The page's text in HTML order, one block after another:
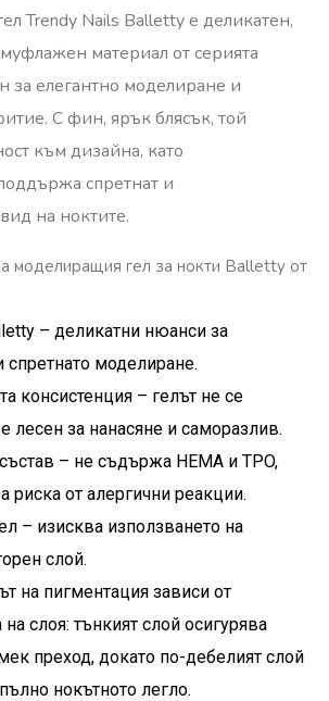
Trendy Nails Balletty е деликатен,
материал от серията
за елегантно моделиране и
С фин, ярък блясък, той
към дизайна, като
спретнат и
на ноктите.
моделиращия гел за нокти Balletty от
– деликатни нюанси за
спретнато моделиране.
консистенция – гелът не се
лесен за нанасяне и саморазлив.
– не съдържа HEMA и TPO,
риска от алергични реакции.
– изисква използването на
слой.
на пигментация зависи от
слоя: тънкият слой осигурява
преход, докато по-дебелият слой
нокътното легло.